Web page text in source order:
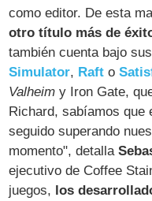
como editor. De esta
otro título más de
también cuenta bajo
Simulator, Raft o
Valheim y Iron Gate,
Richard, sabíamos que
seguido superando
momento", detalla
ejecutivo de Coffee
juegos, los